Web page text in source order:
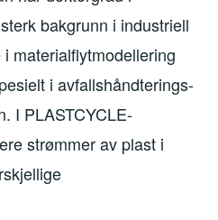
bakgrunn i industriell
materialflytmodellering
i avfallshåndterings-
I PLASTCYCLE-
strømmer av plast i